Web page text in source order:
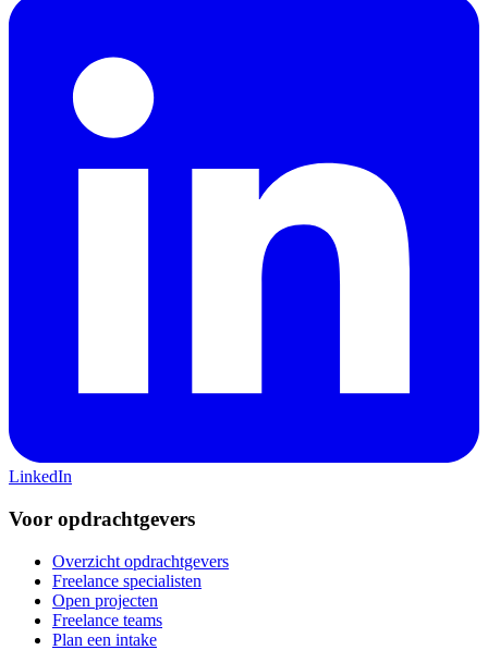
LinkedIn
Voor opdrachtgevers
Overzicht opdrachtgevers
Freelance specialisten
Open projecten
Freelance teams
Plan een intake